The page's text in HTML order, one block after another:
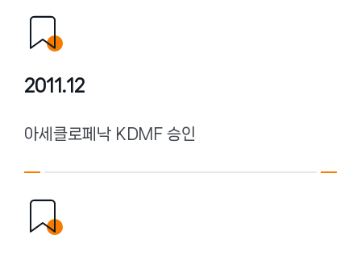
2011.12
아세클로페낙 KDMF 승인